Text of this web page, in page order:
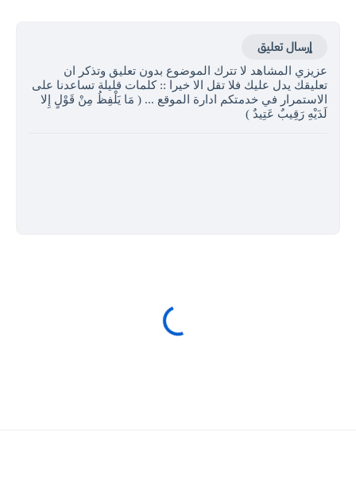
إرسال تعليق
عزيزي المشاهد لا تترك الموضوع بدون تعليق وتذكر ان
تعليقك يدل عليك فلا تقل الا خيرا :: كلمات قليلة تساعدنا على
الاستمرار في خدمتكم ادارة الموقع ... ( مَا يَلْفِظُ مِنْ قَوْلٍ إِلا
لَدَيْهِ رَقِيبٌ عَتِيدٌ )